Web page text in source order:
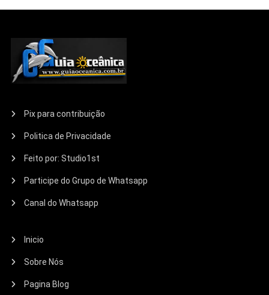
Pix para contribuição
Politica de Privacidade
Feito por: Studio1st
Participe do Grupo de Whatsapp
Canal do Whatsapp
Inicio
Sobre Nós
Pagina Blog